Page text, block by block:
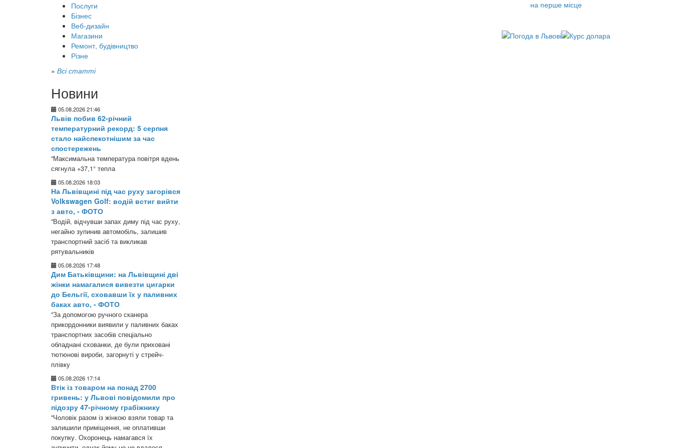
Послуги
Бізнес
Веб-дизайн
Магазини
Ремонт, будівництво
Різне
» Всі статті
Новини
05.08.2026 21:46
Львів побив 62-річний
температурний рекорд: 5 серпня
стало найспекотнішим за час
спостережень
"Максимальна температура повітря вдень
сягнула +37,1° тепла
05.08.2026 18:03
На Львівщині під час руху загорівся
Volkswagen Golf: водій встиг вийти
з авто, - ФОТО
"Водій, відчувши запах диму під час руху,
негайно зупинив автомобіль, залишив
транспортний засіб та викликав
рятувальників
05.08.2026 17:48
Дим Батьківщини: на Львівщині дві
жінки намагалися вивезти цигарки
до Бельгії, сховавши їх у паливних
баках авто, - ФОТО
"За допомогою ручного сканера
прикордонники виявили у паливних баках
транспортних засобів спеціально
обладнані схованки, де були приховані
тютюнові вироби, загорнуті у стрейч-
плівку
05.08.2026 17:14
Втік із товаром на понад 2700
гривень: у Львові повідомили про
підозру 47-річному грабіжнику
"Чоловік разом із жінкою взяли товар та
залишили приміщення, не оплативши
покупку. Охоронець намагався їх
на перше місце